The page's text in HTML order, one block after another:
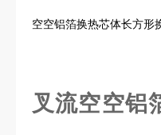
空空铝箔换热芯体长方形
叉流空空铝